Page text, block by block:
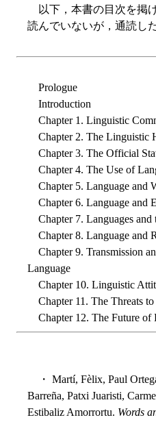
以下，本書の目次を掲
読んでいないが，通読し
Prologue
Introduction
Chapter 1. Linguistic
Chapter 2. The Linguistic
Chapter 3. The Official
Chapter 4. The Use of
Chapter 5. Language and
Chapter 6. Language and
Chapter 7. Languages and
Chapter 8. Language and
Chapter 9. Transmission
Language
Chapter 10. Linguistic
Chapter 11. The Threats to
Chapter 12. The Future of
・ Martí, Fèlix, Paul
Barreña, Patxi Juaristi,
Estibaliz Amorrortu. Words